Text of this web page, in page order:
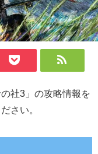
社3」の攻略情報を
さい。